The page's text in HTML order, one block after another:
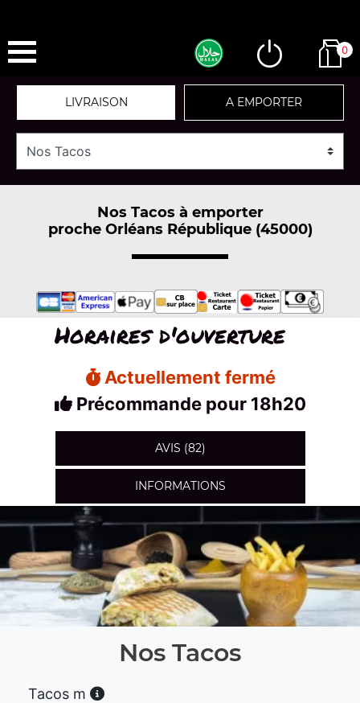
0
LIVRAISON A EMPORTER
Nos Tacos à emporter
proche Orléans République (45000)
Horaires d'ouverture
Actuellement fermé
Précommande pour 18h20
AVIS (82)
INFORMATIONS
Nos Tacos
Tacos m